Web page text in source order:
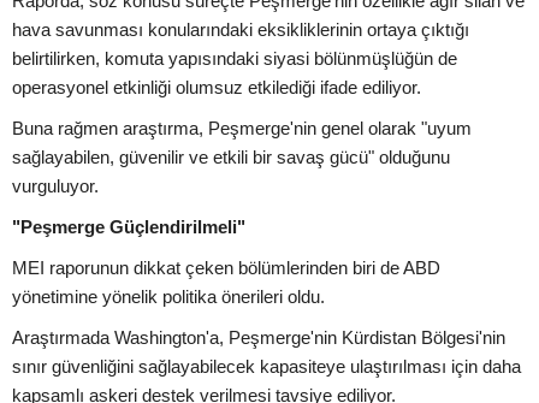
hava savunması konularındaki eksikliklerinin ortaya çıktığı
belirtilirken, komuta yapısındaki siyasi bölünmüşlüğün de
operasyonel etkinliği olumsuz etkilediği ifade ediliyor.
Buna rağmen araştırma, Peşmerge'nin genel olarak "uyum
sağlayabilen, güvenilir ve etkili bir savaş gücü" olduğunu
vurguluyor.
"Peşmerge Güçlendirilmeli"
MEI raporunun dikkat çeken bölümlerinden biri de ABD
yönetimine yönelik politika önerileri oldu.
Araştırmada Washington'a, Peşmerge'nin Kürdistan Bölgesi'nin
sınır güvenliğini sağlayabilecek kapasiteye ulaştırılması için daha
kapsamlı askeri destek verilmesi tavsiye ediliyor.